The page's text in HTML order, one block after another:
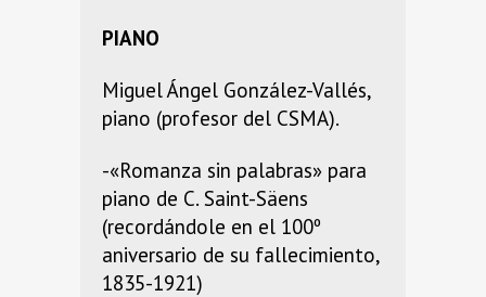
PIANO
Miguel Ángel González-Vallés,
piano (profesor del CSMA).
-«Romanza sin palabras» para
piano de C. Saint-Säens
(recordándole en el 100º
aniversario de su fallecimiento,
1835-1921)